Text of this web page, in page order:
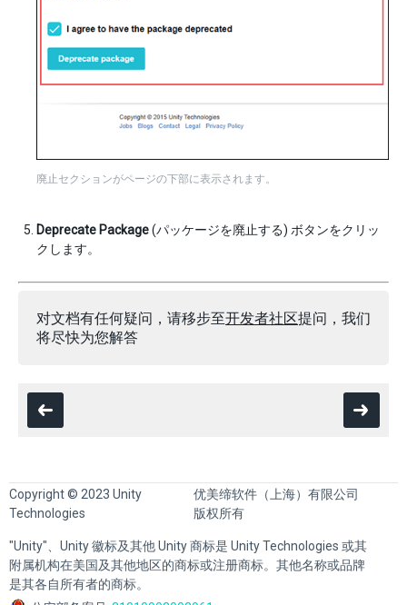
廃止セクションがページの下部に表示されます。
Deprecate Package(パッケージを廃止する) ボタンをクリッ
クします。
对文档有任何疑问，请移步至开发者社区提问，我们
将尽快为您解答
Copyright © 2023 Unity
Technologies
优美缔软件（上海）有限公司
版权所有
"Unity"、Unity 徽标及其他 Unity 商标是 Unity Technologies 或其
附属机构在美国及其他地区的商标或注册商标。其他名称或品牌
是其各自所有者的商标。